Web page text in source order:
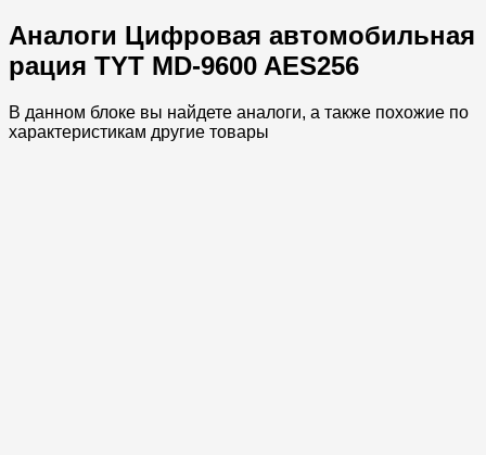
Аналоги Цифровая автомобильная
рация TYT MD-9600 AES256
В данном блоке вы найдете аналоги, а также похожие по
характеристикам другие товары